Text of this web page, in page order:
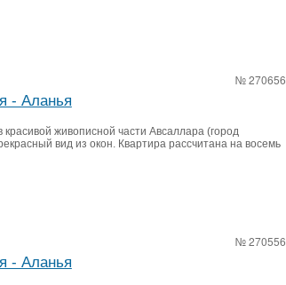
№ 270656
- Аланья
живописной части Авсаллара (город
вид из окон. Квартира рассчитана на восемь
№ 270556
- Аланья